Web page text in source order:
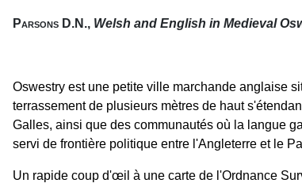
Parsons D.N., Welsh and English in Medieval
Oswestry est une petite ville marchande anglaise
terrassement de plusieurs mètres de haut
Galles, ainsi que des communautés où la langue
servi de frontière politique entre l'Angleterre et le
Un rapide coup d'œil à une carte de l'Ordnance